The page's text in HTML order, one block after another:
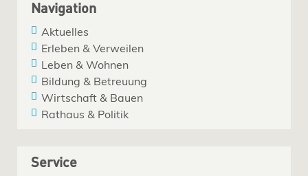
Navigation
Aktuelles
Erleben & Verweilen
Leben & Wohnen
Bildung & Betreuung
Wirtschaft & Bauen
Rathaus & Politik
Service